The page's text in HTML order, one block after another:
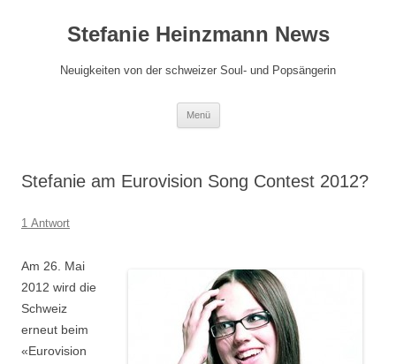
springenStefanie Heinzmann News
Neuigkeiten von der schweizer Soul- und Popsängerin
Menü
Stefanie am Eurovision Song Contest 2012?
1 Antwort
Am 26. Mai
2012 wird die
Schweiz
erneut beim
«Eurovision